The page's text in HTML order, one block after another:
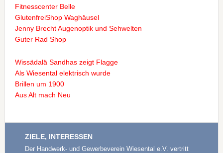
Fitnesscenter Belle
GlutenfreiShop Waghäusel
Jenny Brecht Augenoptik und Sehwelten
Guter Rad Shop
Wissädalä Sandhas zeigt Flagge
Als Wiesental elektrisch wurde
Brillen um 1900
Aus Alt mach Neu
ZIELE, INTERESSEN
Der Handwerk- und Gewerbeverein Wiesental e.V. vertritt